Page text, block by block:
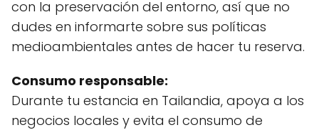
con la preservación del entorno, así que no
dudes en informarte sobre sus políticas
medioambientales antes de hacer tu reserva.
Consumo responsable:
Durante tu estancia en Tailandia, apoya a los
negocios locales y evita el consumo de